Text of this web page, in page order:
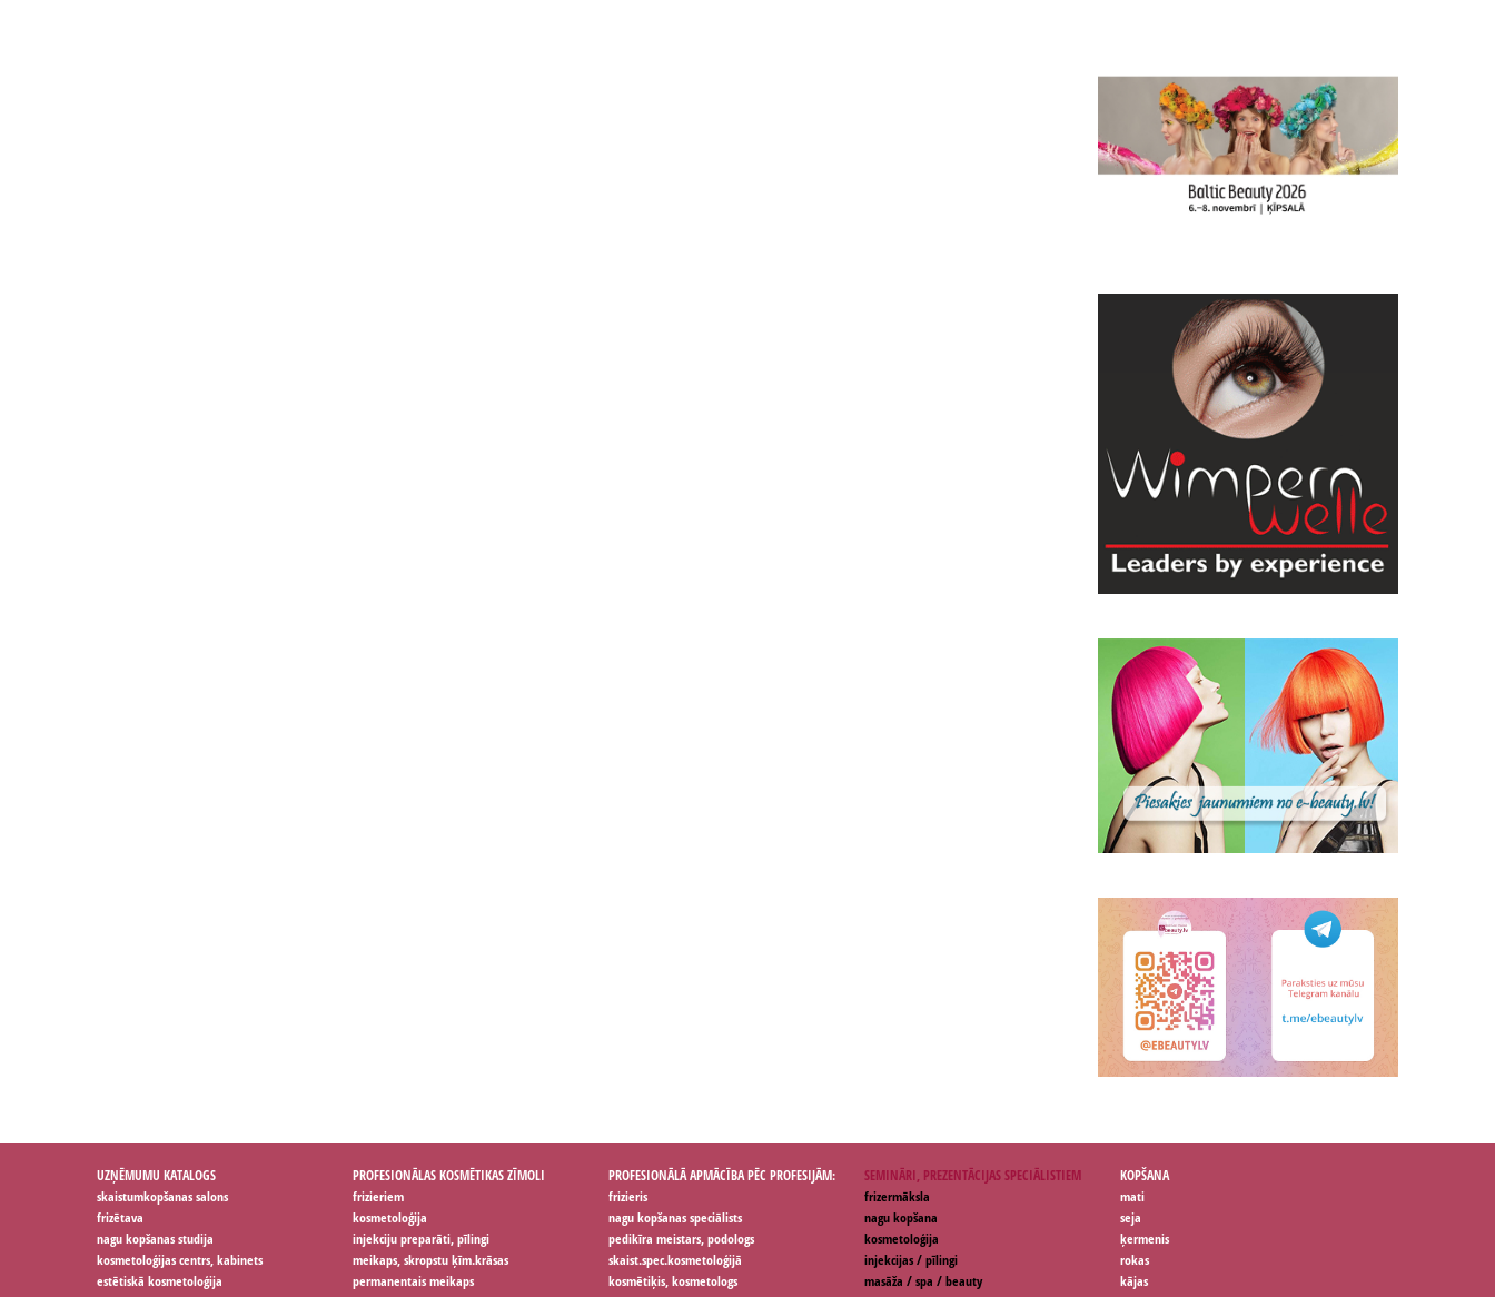
UZŅĒMUMU KATALOGS
skaistumkopšanas salons
frizētava
nagu kopšanas studija
kosmetoloģijas centrs, kabinets
estētiskā kosmetoloģija
PROFESIONĀLAS KOSMĒTIKAS ZĪMOLI
frizieriem
kosmetoloģija
injekciju preparāti, pīlingi
meikaps, skropstu ķīm.krāsas
permanentais meikaps
PROFESIONĀLĀ APMĀCĪBA PĒC PROFESIJĀM:
frizieris
nagu kopšanas speciālists
pedikīra meistars, podologs
skaist.spec.kosmetoloģijā
kosmētiķis, kosmetologs
SEMINĀRI, PREZENTĀCIJAS SPECIĀLISTIEM
frizermāksla
nagu kopšana
kosmetoloģija
injekcijas / pīlingi
masāža / spa / beauty
KOPŠANA
mati
seja
ķermenis
rokas
kājas